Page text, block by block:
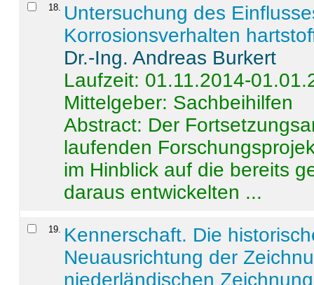
18
Untersuchung des
Korrosionsverhalten
Dr.-Ing. Andreas Burkert
Laufzeit: 01.11.2014-
Mittelgeber: Sachbeihilfen
Abstract: Der
laufenden
im Hinblick auf die bereits
daraus entwickelten ...
19
Kennerschaft. Die
Neuausrichtung der
niederländischen